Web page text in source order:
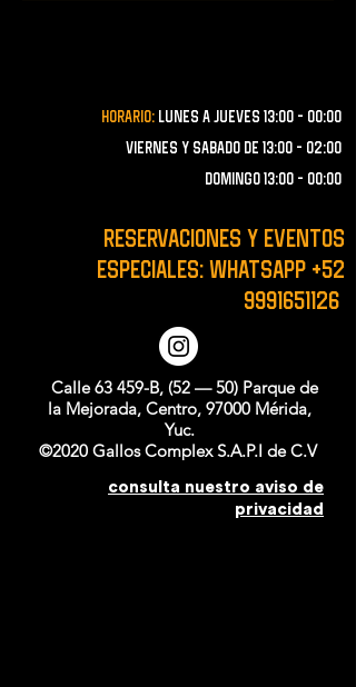
Horario: lunes a JUEVES 13:00 - 00:00
VIERNES Y SABADO de 13:00 - 02:00
domingo 13:00 - 00:00
RESERVACIONES y EVENTOS
ESPECIALES: WHATSAPP +52
9991651126
Calle 63 459-B, (52 — 50) Parque de
la Mejorada, Centro, 97000 Mérida,
Yuc.
©2020 Gallos Complex S.A.P.I de C.V
consulta nuestro aviso de
privacidad